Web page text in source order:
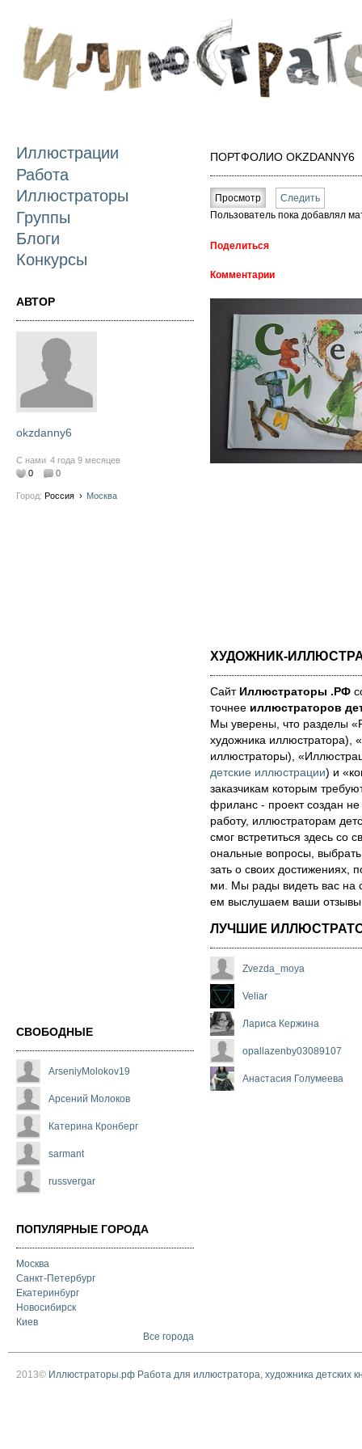
Иллюстрации
Работа
Иллюстраторы
Группы
Блоги
Конкурсы
АВТОР
okzdanny6
С нами 4 года 9 месяцев
0
0
Город: Россия › Москва
СВОБОДНЫЕ
ArseniyMolokov19
Арсений Молоков
Катерина Кронберг
sarmant
russvergar
ПОПУЛЯРНЫЕ ГОРОДА
Москва
Санкт-Петербург
Екатеринбург
Новосибирск
Киев
Все города
ПОРТФОЛИО OKZDANNY6
Главные вкладки
Просмотр (активная вкладка)
Следить
Пользователь пока добавлял
Поделиться
Комментарии
ХУДОЖНИК-
Сайт Иллюстраторы .РФ
точнее иллюстраторов
Мы уве­ре­ны, что раз­де­лы
художника иллюстратора),
иллюстраторы),
детские иллюстрации) и
за­каз­чи­кам которым
фри­ланс - про­ект соз­дан
ра­бо­ту, иллюстраторам
смог встре­тить­ся здесь со
ональ­ные воп­ро­сы,
зать о сво­их
ми. Мы рады ви­деть вас на
ем выс­лу­ша­ем ва­ши от­зы­вы
ЛУЧШИЕ
Zvezda_moya
Veliar
Лариса Кержина
opallazenby03089107
Анастасия Голумеева
2013© Иллюстраторы.рф Работа для иллюстратора, художника детских